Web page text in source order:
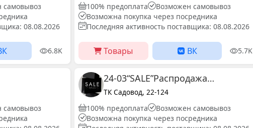
самовывоз
08.08.2026
6.8K
100% предоплата
Возможен самовывоз
Возможна покупка через посредника
Последняя активность поставщика: 08.08.2026
Товары ВК 5.7K
самовывоз
24-03“SALE”Распродажа садовод
ТК Садовод, 22-124
100% предоплата
Возможен самовывоз
Возможна покупка через посредника